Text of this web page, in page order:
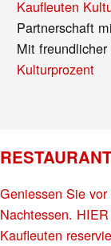
Kaufleuten
Partnerschaft
Mit
Kulturprozent
Geniessen Sie
Nachtessen.
Kaufleuten